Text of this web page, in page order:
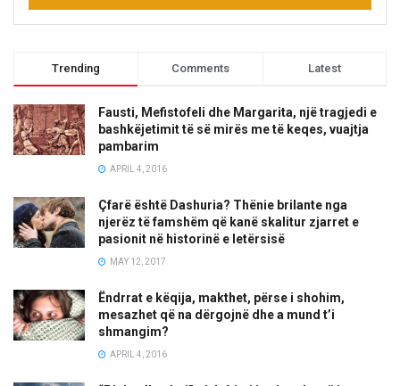
Trending Comments Latest
Fausti, Mefistofeli dhe Margarita, një tragjedi e
bashkëjetimit të së mirës me të keqes, vuajtja
pambarim
APRIL 4, 2016
Çfarë është Dashuria? Thënie brilante nga
njerëz të famshëm që kanë skalitur zjarret e
pasionit në historinë e letërsisë
MAY 12, 2017
Ëndrrat e këqija, makthet, përse i shohim,
mesazhet që na dërgojnë dhe a mund t’i
shmangim?
APRIL 4, 2016